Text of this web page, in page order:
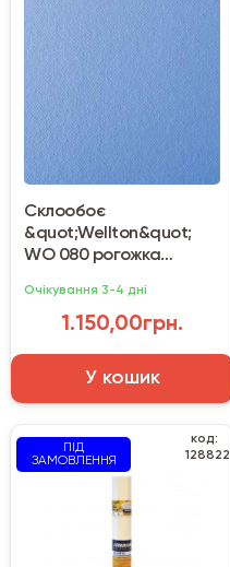
Склообоє
&quot;Wellton&quot;
WO 080 рогожка
Очікування 3-4 дні
1.150,00грн.
У кошик
ПІД
ЗАМОВЛЕННЯ
код:
128822